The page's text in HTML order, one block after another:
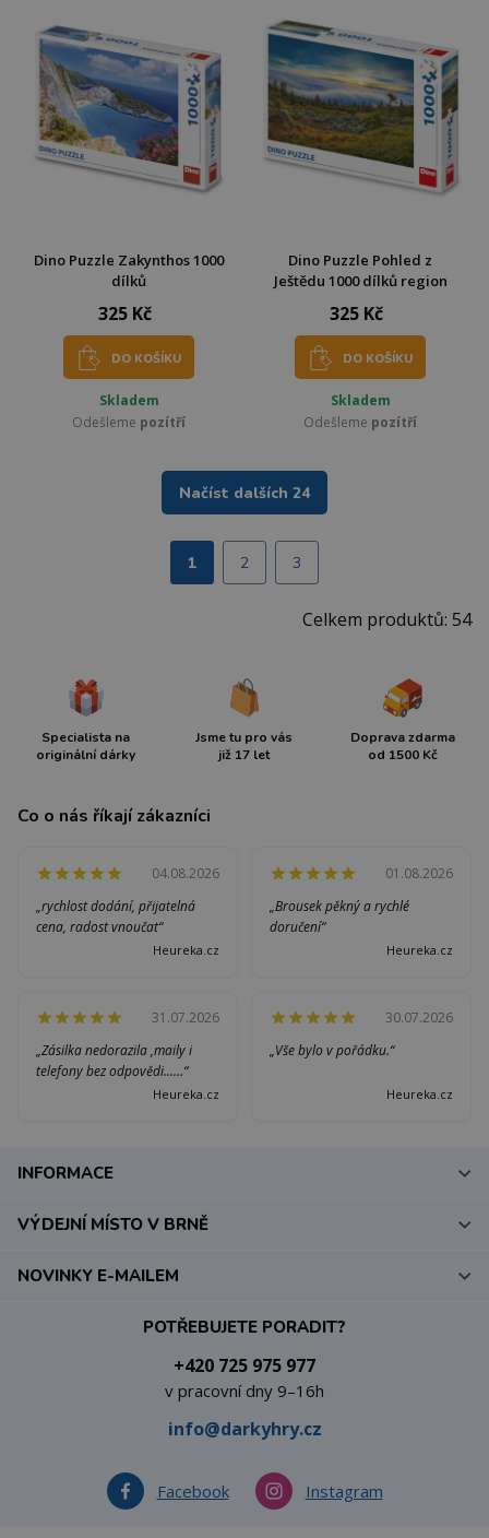
Dino Puzzle Zakynthos 1000
dílků
325 Kč
DO KOŠÍKU
Skladem
Odešleme pozítří
Dino Puzzle Pohled z
Ještědu 1000 dílků region
325 Kč
DO KOŠÍKU
Skladem
Odešleme pozítří
Načíst dalších 24
1 2 3
Celkem produktů: 54
Specialista na
originální dárky
Jsme tu pro vás
již 17 let
Doprava zdarma
od 1500 Kč
Co o nás říkají zákazníci
04.08.2026
„rychlost dodání, přijatelná
cena, radost vnoučat“
Heureka.cz
01.08.2026
„Brousek pěkný a rychlé
doručení“
Heureka.cz
31.07.2026
„Zásilka nedorazila ,maily i
telefony bez odpovědi......“
Heureka.cz
30.07.2026
„Vše bylo v pořádku.“
Heureka.cz
INFORMACE
VÝDEJNÍ MÍSTO V BRNĚ
POTŘEBUJETE PORADIT?
+420 725 975 977
v pracovní dny 9–16h
info@darkyhry.cz
Facebook Instagram
NOVINKY E-MAILEM